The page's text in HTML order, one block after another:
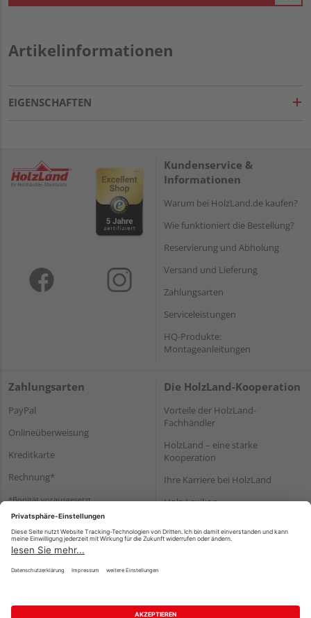
Artikelinformationen
EIGENSCHAFTEN
Kundenservice &
Informationen
Warum bei HolzLand.de kaufen?
Wie funktioniert die Bestellung?
Reservierung und Abholung
Versand und Lieferung
Zahlungsarten
Serviceleistungen
HQ-Produkte:
Montageanleitungen
Zahlungsarten
PayPal
Onlineüberweisung
Kreditkarte
Rechnung*
*Bonität vorausgesetzt
Die HolzLand-Kooperation
Vorteile der HolzLand-
Fachhändler
HolzLand – eine starke
Kooperation
Ihre Karriere bei HolzLand
Holz-Lexikon
Impressum Datenschutz Nutzungsbedingungen